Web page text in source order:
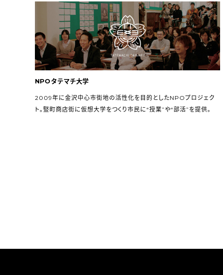
NPOタテマチ大学
2009年に金沢中心市街地の活性化を目的としたNPOプロジェク
ト。竪町商店街に仮想大学をつくり市民に“授業”や“部活”を提供。